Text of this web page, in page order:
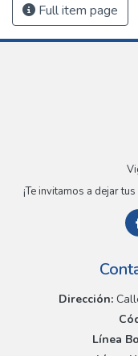
Full item page
¡Te invitamos a dejar
Dirección:
Línea